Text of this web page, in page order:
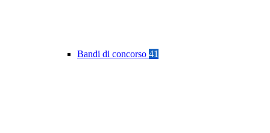
Bandi di concorso 41